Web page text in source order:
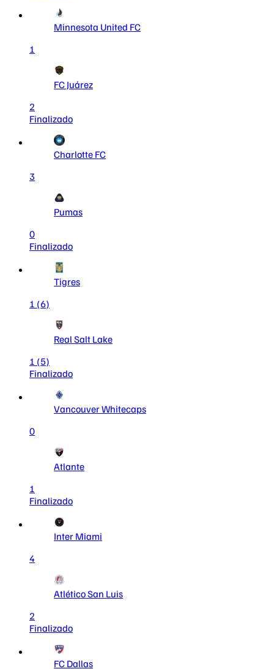
Minnesota United FC
1
FC Juárez
2
Finalizado
Charlotte FC
3
Pumas
0
Finalizado
Tigres
1 (6)
Real Salt Lake
1 (5)
Finalizado
Vancouver Whitecaps
0
Atlante
1
Finalizado
Inter Miami
4
Atlético San Luis
2
Finalizado
FC Dallas